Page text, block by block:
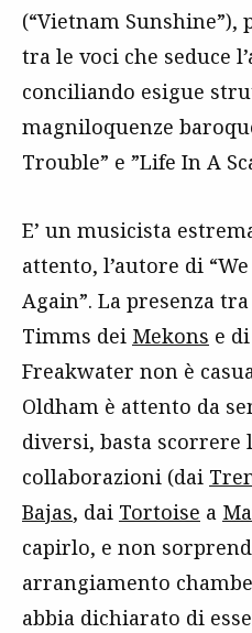
(“Vietnam Sunshine”),
tra le voci che seduce
conciliando esigue
magniloquenze
Trouble” e ”Life In A
E’ un musicista
attento, l’autore di
Again”. La presenza
Timms dei Mekons e
Freakwater non è
Oldham è attento da
diversi, basta scorrere
collaborazioni (dai
Bajas, dai Tortoise a
capirlo, e non
arrangiamento
abbia dichiarato di